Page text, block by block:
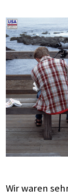
Wir waren